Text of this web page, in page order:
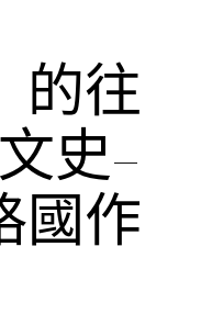
的往
史–
國作